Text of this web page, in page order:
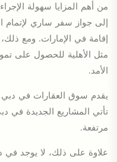
من أهم المزايا سهولة
إلى جواز سفر ساري
إقامة في الإمارات. ومع
مثل الأهلية للحصول على
الأمد.
يقدم سوق العقارات في دبي
تأتي المشاريع الجديدة في
مرتفعة.
علاوة على ذلك، لا يوجد في